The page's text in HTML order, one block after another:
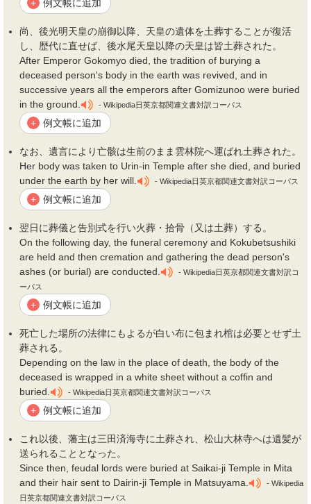
+ 例文帳に追加
尚、後光明天皇の崩御以降、天皇の遺体を土葬することが復活
し、歴代に直せば、後水尾天皇以降の天皇は皆土葬された。
After Emperor Gokomyo died, the tradition of burying a
deceased person's body in the earth was revived, and in
successive years all the emperors after Gomizunoo were buried
in the ground.
- Wikipedia日英京都関連文書対訳コーパス
+ 例文帳に追加
なお、遺言により亡骸は生前のまま雲林院へ運ばれ土葬された。
Her body was taken to Urin-in Temple after she died, and buried
under the earth by her will.
- Wikipedia日英京都関連文書対訳コーパス
+ 例文帳に追加
翌日に葬儀と告別式を行い火葬・拾骨（又は土葬）する。
On the following day, the funeral ceremony and Kokubetsushiki
are held and then cremation and gathering the dead person's
ashes (or burial) are conducted.
- Wikipedia日英京都関連文書対訳コ
ーパス
+ 例文帳に追加
死亡した場所の法律にもよるが白い布に包まれ棺は必要とせず土
葬される。
Depending on the law in the place of death, the body of the
deceased is wrapped in a white sheet without a coffin and
buried.
- Wikipedia日英京都関連文書対訳コーパス
+ 例文帳に追加
これ以後、藩主は三田済海寺に土葬され、松山大林寺へは遺髪が
送られることとなった。
Since then, feudal lords were buried at Saikai-ji Temple in Mita
and their hair sent to Dairin-ji Temple in Matsuyama.
- Wikipedia
日英京都関連文書対訳コーパス